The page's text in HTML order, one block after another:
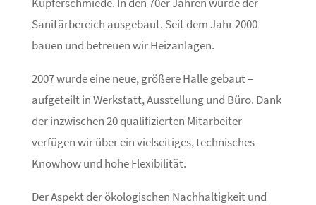
Sanitärbereich ausgebaut. Seit dem Jahr 2000
bauen und betreuen wir Heizanlagen.
2007 wurde eine neue, größere Halle gebaut –
aufgeteilt in Werkstatt, Ausstellung und Büro. Dank
der inzwischen 20 qualifizierten Mitarbeiter
verfügen wir über ein vielseitiges, technisches
Knowhow und hohe Flexibilität.
Der Aspekt der ökologischen Nachhaltigkeit und